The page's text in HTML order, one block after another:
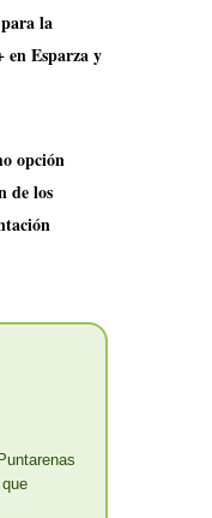
la
Esparza y
opción
de los